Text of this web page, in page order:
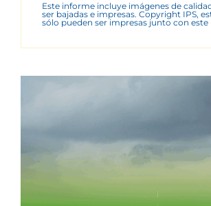
Este informe incluye imágenes de
ser bajadas e impresas. Copyright IPS,
sólo pueden ser impresas junto con